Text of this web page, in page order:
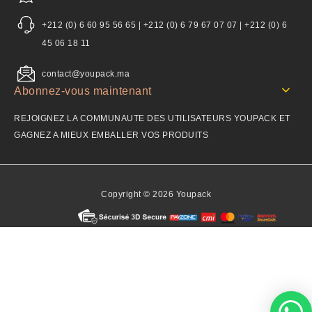
+212 (0) 6 60 95 56 65 | +212 (0) 6 79 67 07 07 | +212 (0) 6
45 06 18 11
contact@youpack.ma
Abonnez-vous maintenant
REJOIGNEZ LA COMMUNAUTE DES UTILISATEURS YOUPACK ET
GAGNEZ A MIEUX EMBALLER VOS PRODUITS
Copyright © 2026 Youpack